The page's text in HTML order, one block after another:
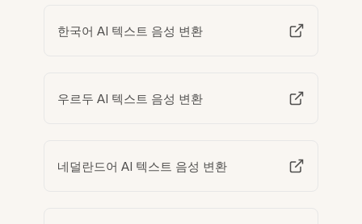
한국어 AI 텍스트 음성 변환
우르두 AI 텍스트 음성 변환
네덜란드어 AI 텍스트 음성 변환